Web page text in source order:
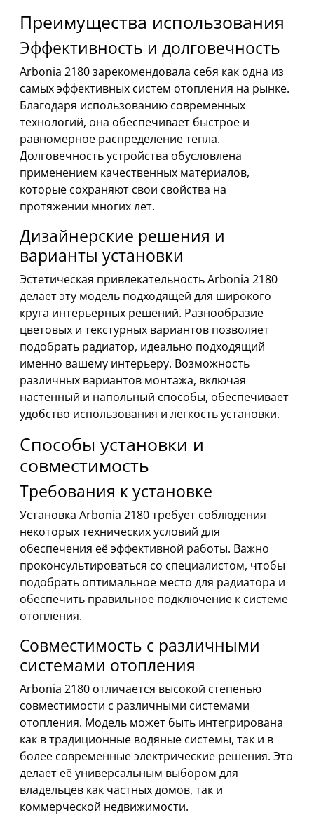
Преимущества использования
Эффективность и долговечность
Arbonia 2180 зарекомендовала себя как одна из
самых эффективных систем отопления на рынке.
Благодаря использованию современных
технологий, она обеспечивает быстрое и
равномерное распределение тепла.
Долговечность устройства обусловлена
применением качественных материалов,
которые сохраняют свои свойства на
протяжении многих лет.
Дизайнерские решения и
варианты установки
Эстетическая привлекательность Arbonia 2180
делает эту модель подходящей для широкого
круга интерьерных решений. Разнообразие
цветовых и текстурных вариантов позволяет
подобрать радиатор, идеально подходящий
именно вашему интерьеру. Возможность
различных вариантов монтажа, включая
настенный и напольный способы, обеспечивает
удобство использования и легкость установки.
Способы установки и
совместимость
Требования к установке
Установка Arbonia 2180 требует соблюдения
некоторых технических условий для
обеспечения её эффективной работы. Важно
проконсультироваться со специалистом, чтобы
подобрать оптимальное место для радиатора и
обеспечить правильное подключение к системе
отопления.
Совместимость с различными
системами отопления
Arbonia 2180 отличается высокой степенью
совместимости с различными системами
отопления. Модель может быть интегрирована
как в традиционные водяные системы, так и в
более современные электрические решения. Это
делает её универсальным выбором для
владельцев как частных домов, так и
коммерческой недвижимости.